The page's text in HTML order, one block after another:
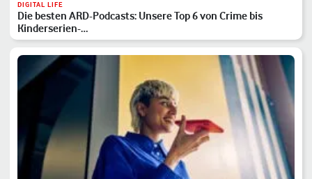
DIGITAL LIFE
Die besten ARD-Podcasts: Unsere Top 6 von Crime bis
Kinderserien-…